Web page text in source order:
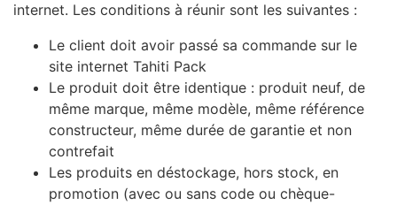
internet. Les conditions à réunir sont les suivantes :
Le client doit avoir passé sa commande sur le
site internet Tahiti Pack
Le produit doit être identique : produit neuf, de
même marque, même modèle, même référence
constructeur, même durée de garantie et non
contrefait
Les produits en déstockage, hors stock, en
promotion (avec ou sans code ou chèque-